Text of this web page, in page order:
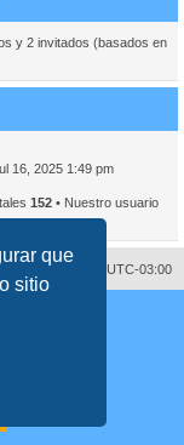
que
sitio
y 2 invitados (basados en
16, 2025 1:49 pm
152 • Nuestro usuario
los horarios son UTC-03:00